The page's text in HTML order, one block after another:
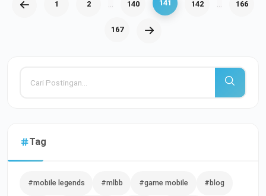
1 2 140 141 142 166
167
Tag
#mobile legends #mlbb #game mobile #blog